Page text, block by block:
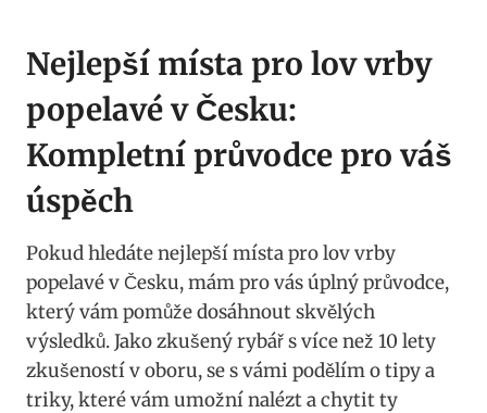
Nejlepší místa ‌pro⁣ lov⁤ vrby​
popelavé v Česku:‌
Kompletní průvodce pro váš
úspěch
Pokud hledáte nejlepší místa pro lov vrby‌
popelavé‌ v Česku, mám ⁤pro vás úplný průvodce,
který vám pomůže ‍dosáhnout ​skvělých
výsledků. Jako zkušený rybář s⁣ více než ⁣10 lety
zkušeností‌ v oboru,⁣ se s vámi podělím o tipy ‍a
triky, které vám umožní nalézt a chytit ty